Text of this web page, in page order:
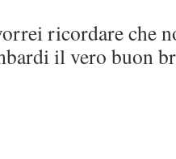
ricordare che
il vero buon